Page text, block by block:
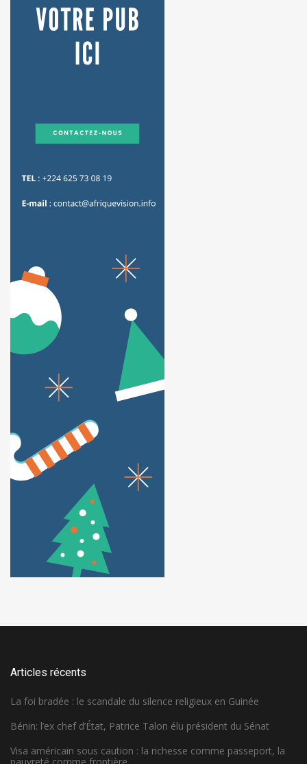
Articles récents
La foi bradée : le scandale du silence religieux en Guinée
Bénin: l’ex chef d’État, Patrice Talon élu président du Sénat
Visa américain sous caution : la richesse comme passeport, la